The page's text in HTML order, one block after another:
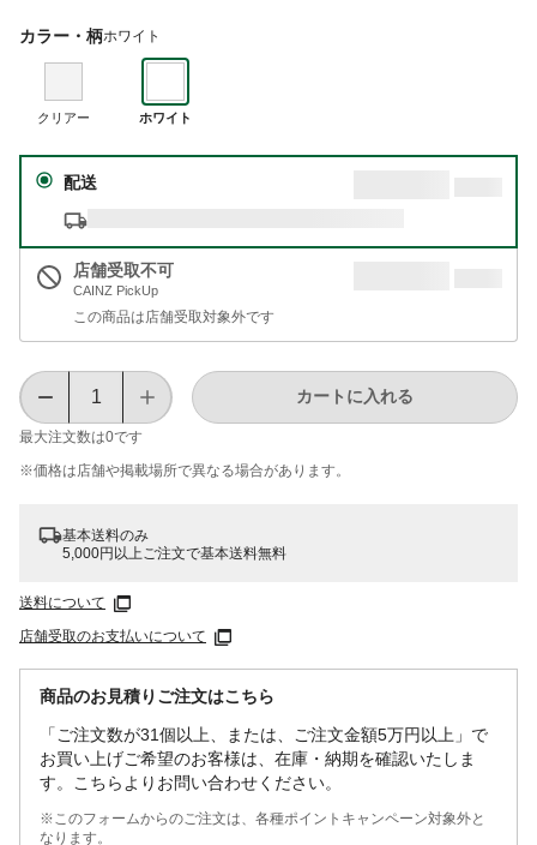
カラー・柄ホワイト
クリアー ホワイト
配送
店舗受取不可
CAINZ PickUp
この商品は店舗受取対象外です
最大注文数は0です
カートに入れる
※価格は​店舗や​掲載場所で​異なる​場合が​あります。
基本送料のみ
5,000円以上ご注文で基本送料無料
送料について
店舗受取のお支払いについて
商品のお見積りご注文はこちら
「ご注文数が31個以上、または、ご注文金額5万円以上」で
お買い上げご希望のお客様は、在庫・納期を確認いたしま
す。こちらよりお問い合わせください。
※このフォームからのご注文は、各種ポイントキャンペーン対象外と
なります。